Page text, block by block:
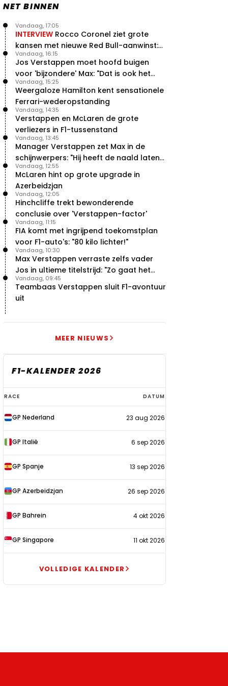
NET BINNEN
INTERVIEW Rocco Coronel ziet grote
kansen met nieuwe Red Bull-aanwinst:
"Hij weet de goede weg"
Vandaag, 17:05
Jos Verstappen moet hoofd buigen
voor 'bijzondere' Max: "Dat is ook het
probleem!"
Vandaag, 16:15
Weergaloze Hamilton kent sensationele
Ferrari-wederopstanding
Vandaag, 15:25
Verstappen en McLaren de grote
verliezers in F1-tussenstand
Vandaag, 14:35
Manager Verstappen zet Max in de
schijnwerpers: "Hij heeft de naald laten
bewegen"
Vandaag, 13:45
McLaren hint op grote upgrade in
Azerbeidzjan
Vandaag, 12:55
Hinchcliffe trekt bewonderende
conclusie over 'Verstappen-factor'
Vandaag, 12:05
FIA komt met ingrijpend toekomstplan
voor F1-auto's: "80 kilo lichter!"
Vandaag, 11:15
Max Verstappen verraste zelfs vader
Jos in ultieme titelstrijd: "Zo gaat het
altijd!"
Vandaag, 10:30
Teambaas Verstappen sluit F1-avontuur
uit
Vandaag, 09:45
MEER NIEUWS
F1-KALENDER 2026
F1-
kalender
2026
RACE DATUM
GP Nederland 23 aug 2026
GP Italië 6 sep 2026
GP Spanje 13 sep 2026
GP Azerbeidzjan 26 sep 2026
GP Bahrein 4 okt 2026
GP Singapore 11 okt 2026
VOLLEDIGE KALENDER